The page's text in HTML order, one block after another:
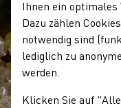
Ihnen ein optimales
Dazu zählen
notwendig sind
lediglich zu
werden.
Klicken Sie auf